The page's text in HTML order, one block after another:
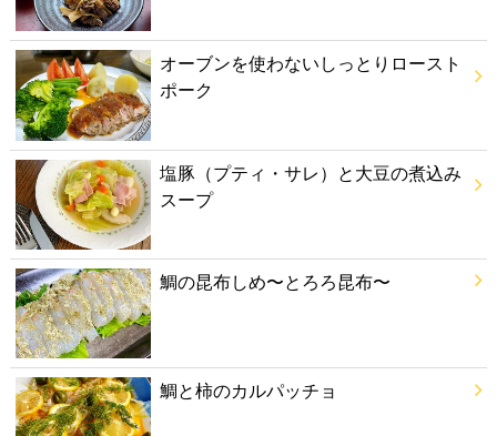
オーブンを使わないしっとりロースト
ポーク
塩豚（プティ・サレ）と大豆の煮込み
スープ
鯛の昆布しめ〜とろろ昆布〜
鯛と柿のカルパッチョ